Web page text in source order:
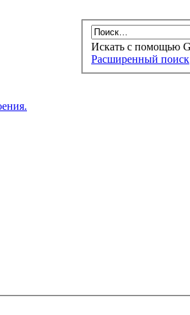
Искать с помощью
Расширенный поиск